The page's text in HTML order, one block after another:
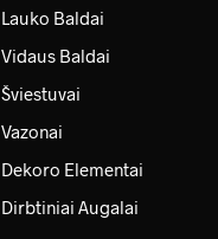
Lauko Baldai
Vidaus Baldai
Šviestuvai
Vazonai
Dekoro Elementai
Dirbtiniai Augalai